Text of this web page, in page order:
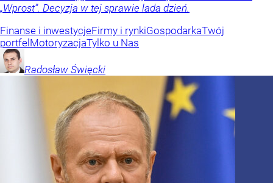
„Wprost”. Decyzja w tej sprawie lada dzień.
Finanse i inwestycjeFirmy i rynkiGospodarkaTwój
portfelMotoryzacjaTylko u Nas
Radosław Święcki